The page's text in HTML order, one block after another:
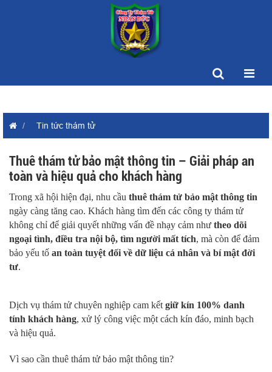
Tin tức thám tử
Thuê thám tử bảo mật thông tin – Giải pháp an
toàn và hiệu quả cho khách hàng
Trong xã hội hiện đại, nhu cầu thuê thám tử bảo mật thông tin
ngày càng tăng cao. Khách hàng tìm đến các công ty thám tử
không chỉ để giải quyết những vấn đề nhạy cảm như theo dõi
ngoại tình, điều tra nội bộ, tìm người mất tích, mà còn để đảm
bảo yếu tố an toàn tuyệt đối về dữ liệu cá nhân và bí mật đời
tư.
Dịch vụ thám tử chuyên nghiệp cam kết giữ kín 100% danh
tính khách hàng, xử lý công việc một cách kín đáo, minh bạch
và hiệu quả.
Vì sao cần thuê thám tử bảo mật thông tin?